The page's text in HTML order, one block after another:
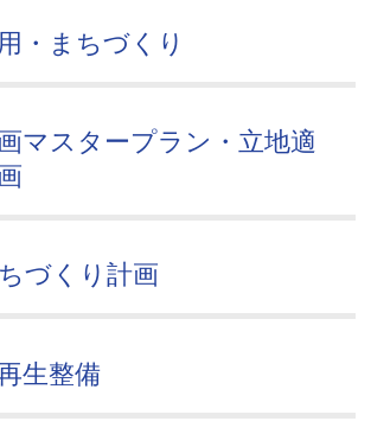
・まちづくり
マスタープラン・立地適
づくり計画
生整備